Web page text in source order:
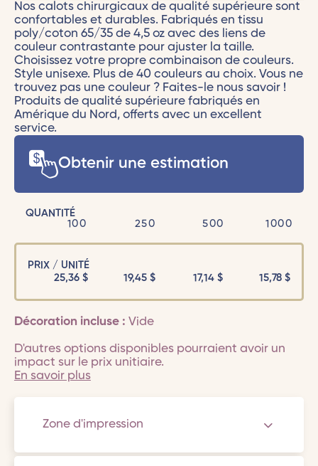
Nos calots chirurgicaux de qualité supérieure sont
confortables et durables. Fabriqués en tissu
poly/coton 65/35 de 4,5 oz avec des liens de
couleur contrastante pour ajuster la taille.
Choisissez votre propre combinaison de couleurs.
Style unisexe. Plus de 40 couleurs au choix. Vous ne
trouvez pas une couleur ? Faites-le nous savoir !
Produits de qualité supérieure fabriqués en
Amérique du Nord, offerts avec un excellent
service.
Obtenir une estimation
QUANTITÉ
100
250 500 1000
PRIX / UNITÉ
25,36 $ 19,45$ 17,14$ 15,78$
Décoration incluse : Vide
D'autres options disponibles pourraient avoir un
impact sur le prix unitiaire.
En savoir plus
Zone d'impression